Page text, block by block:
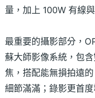
量，加上 100W 有線
最重要的攝影部分，
蘇大師影像系統，包
焦，搭配能無損拍遠
細節滿滿；錄影更首